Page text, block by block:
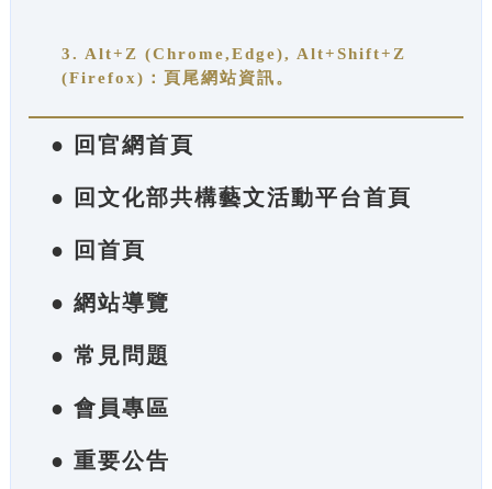
3. Alt+Z (Chrome,Edge), Alt+Shift+Z
(Firefox)：頁尾網站資訊。
● 回官網首頁
● 回文化部共構藝文活動平台首頁
● 回首頁
● 網站導覽
● 常見問題
● 會員專區
● 重要公告